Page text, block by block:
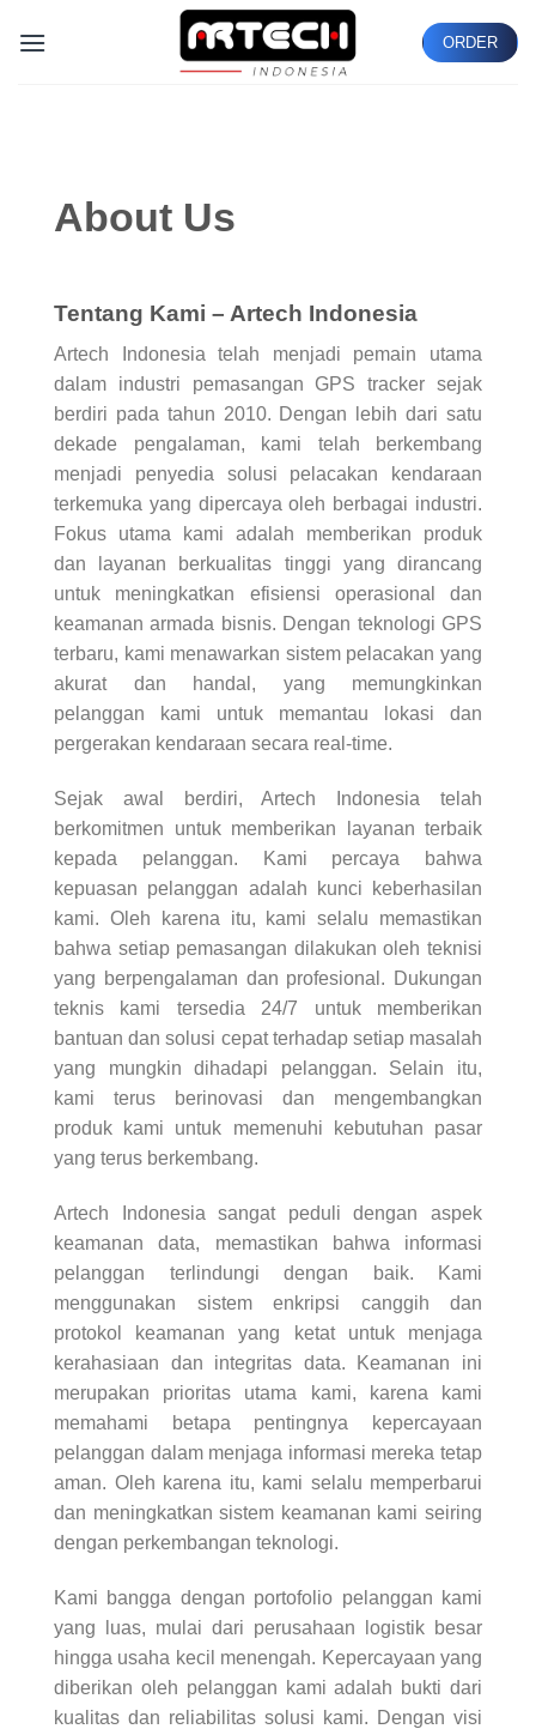
ORDER
About Us
Tentang Kami – Artech Indonesia
Artech Indonesia telah menjadi pemain utama
dalam industri pemasangan GPS tracker sejak
berdiri pada tahun 2010. Dengan lebih dari satu
dekade pengalaman, kami telah berkembang
menjadi penyedia solusi pelacakan kendaraan
terkemuka yang dipercaya oleh berbagai industri.
Fokus utama kami adalah memberikan produk
dan layanan berkualitas tinggi yang dirancang
untuk meningkatkan efisiensi operasional dan
keamanan armada bisnis. Dengan teknologi GPS
terbaru, kami menawarkan sistem pelacakan yang
akurat dan handal, yang memungkinkan
pelanggan kami untuk memantau lokasi dan
pergerakan kendaraan secara real-time.
Sejak awal berdiri, Artech Indonesia telah
berkomitmen untuk memberikan layanan terbaik
kepada pelanggan. Kami percaya bahwa
kepuasan pelanggan adalah kunci keberhasilan
kami. Oleh karena itu, kami selalu memastikan
bahwa setiap pemasangan dilakukan oleh teknisi
yang berpengalaman dan profesional. Dukungan
teknis kami tersedia 24/7 untuk memberikan
bantuan dan solusi cepat terhadap setiap masalah
yang mungkin dihadapi pelanggan. Selain itu,
kami terus berinovasi dan mengembangkan
produk kami untuk memenuhi kebutuhan pasar
yang terus berkembang.
Artech Indonesia sangat peduli dengan aspek
keamanan data, memastikan bahwa informasi
pelanggan terlindungi dengan baik. Kami
menggunakan sistem enkripsi canggih dan
protokol keamanan yang ketat untuk menjaga
kerahasiaan dan integritas data. Keamanan ini
merupakan prioritas utama kami, karena kami
memahami betapa pentingnya kepercayaan
pelanggan dalam menjaga informasi mereka tetap
aman. Oleh karena itu, kami selalu memperbarui
dan meningkatkan sistem keamanan kami seiring
dengan perkembangan teknologi.
Kami bangga dengan portofolio pelanggan kami
yang luas, mulai dari perusahaan logistik besar
hingga usaha kecil menengah. Kepercayaan yang
diberikan oleh pelanggan kami adalah bukti dari
kualitas dan reliabilitas solusi kami. Dengan visi